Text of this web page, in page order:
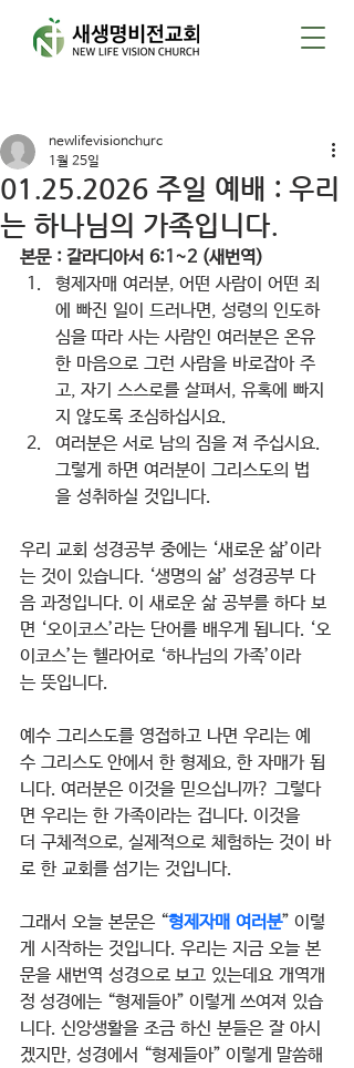
01.25.2026 주일 예배 : 우리
는 하나님의 가족입니다.
newlifevisionchurc
1월 25일
본문 : 갈라디아서 6:1~2 (새번역)
형제자매 여러분, 어떤 사람이 어떤 죄
에 빠진 일이 드러나면, 성령의 인도하
심을 따라 사는 사람인 여러분은 온유
한 마음으로 그런 사람을 바로잡아 주
고, 자기 스스로를 살펴서, 유혹에 빠지
지 않도록 조심하십시요.
여러분은 서로 남의 짐을 져 주십시요.
그렇게 하면 여러분이 그리스도의 법
을 성취하실 것입니다.
우리 교회 성경공부 중에는 ‘새로운 삶’이라
는 것이 있습니다. ‘생명의 삶’ 성경공부 다
음 과정입니다. 이 새로운 삶 공부를 하다 보
면 ‘오이코스’라는 단어를 배우게 됩니다. ‘오
이코스’는 헬라어로 ‘하나님의 가족’이라
는 뜻입니다.
예수 그리스도를 영접하고 나면 우리는 예
수 그리스도 안에서 한 형제요, 한 자매가 됩
니다. 여러분은 이것을 믿으십니까? 그렇다
면 우리는 한 가족이라는 겁니다. 이것을
더 구체적으로, 실제적으로 체험하는 것이 바
로 한 교회를 섬기는 것입니다.
그래서 오늘 본문은 “형제자매 여러분” 이렇
게 시작하는 것입니다. 우리는 지금 오늘 본
문을 새번역 성경으로 보고 있는데요 개역개
정 성경에는 “형제들아” 이렇게 쓰여져 있습
니다. 신앙생활을 조금 하신 분들은 잘 아시
겠지만, 성경에서 “형제들아” 이렇게 말씀해